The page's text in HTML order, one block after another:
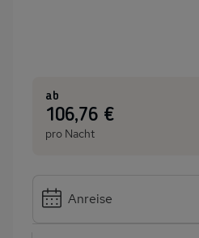
ab
:106,76 €
pro Nacht
Anreise